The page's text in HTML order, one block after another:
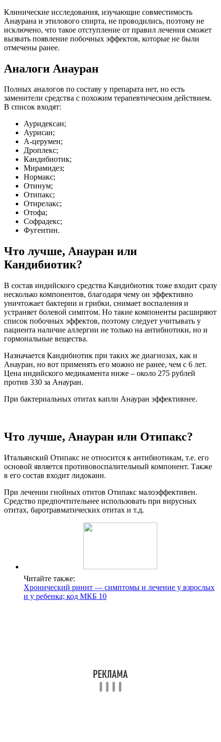
Клинические исследования, изучающие совместимость
Анаурана и этилового спирта, не проводились, поэтому не
исключено, что такое отступление от правил лечения сможет
вызвать появление побочных эффектов, которые не были
отмечены ранее.
Аналоги Анауран
Полных аналогов по составу у препарата нет, но есть
заменители средства с похожим терапевтическим действием.
В список входят:
Ауридексан;
Аурисан;
А-церумен;
Дроплекс;
Кандибиотик;
Мирамидез;
Нормакс;
Отинум;
Отипакс;
Отирелакс;
Отофа;
Софрадекс;
Фугентин.
Что лучше, Анауран или
Кандибиотик?
В состав индийского средства Кандибиотик тоже входит сразу
несколько компонентов, благодаря чему он эффективно
уничтожает бактерии и грибки, снимает воспаления и
устраняет болевой симптом. Но такие компоненты расширяют
список побочных эффектов, поэтому следует учитывать у
пациента наличие аллергии не только на антибиотики, но и
гормональные вещества.
Назначается Кандибиотик при таких же диагнозах, как и
Анауран, но вот применять его можно не ранее, чем с 6 лет.
Цена индийского медикамента ниже – около 275 рублей
против 330 за Анауран.
При бактериальных отитах капли Анауран эффективнее.
Что лучше, Анауран или Отипакс?
Итальянский Отипакс не относится к антибиотикам, т.е. его
основой является противовоспалительный компонент. Также
в его состав входит лидокаин.
При лечении гнойных отитов Отипакс малоэффективен.
Средство предпочтительнее использовать при вирусных
отитах, баротравматических отитах и т.д.
Читайте также:
Хронический ринит — симптомы и лечение у взрослых
и у ребенка; код МКБ 10
воспалительные процессы хорошо устранит Отипакс.